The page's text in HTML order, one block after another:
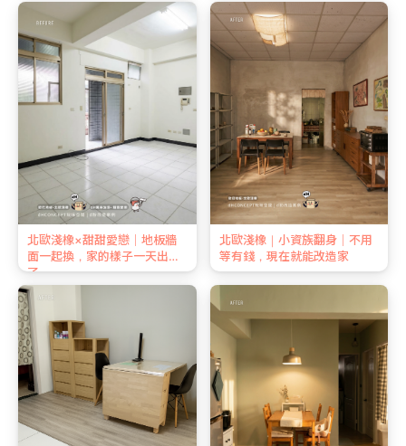
北歐淺橡×甜甜愛戀｜地板牆
面一起換，家的樣子一天出來
了
北歐淺橡｜小資族翻身｜不用
等有錢，現在就能改造家